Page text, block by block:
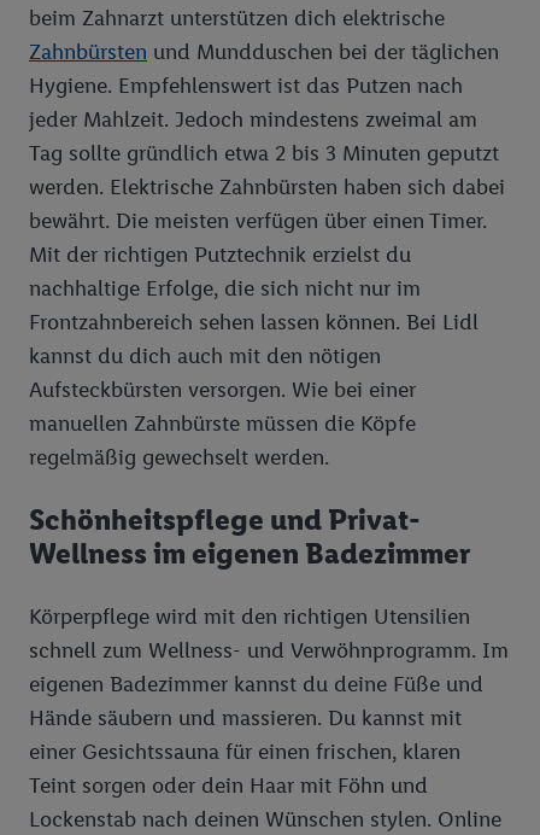
beim Zahnarzt unterstützen dich elektrische
Zahnbürsten und Mundduschen bei der täglichen
Hygiene. Empfehlenswert ist das Putzen nach
jeder Mahlzeit. Jedoch mindestens zweimal am
Tag sollte gründlich etwa 2 bis 3 Minuten geputzt
werden. Elektrische Zahnbürsten haben sich dabei
bewährt. Die meisten verfügen über einen Timer.
Mit der richtigen Putztechnik erzielst du
nachhaltige Erfolge, die sich nicht nur im
Frontzahnbereich sehen lassen können. Bei Lidl
kannst du dich auch mit den nötigen
Aufsteckbürsten versorgen. Wie bei einer
manuellen Zahnbürste müssen die Köpfe
regelmäßig gewechselt werden.
Schönheitspflege und Privat-
Wellness im eigenen Badezimmer
Körperpflege wird mit den richtigen Utensilien
schnell zum Wellness- und Verwöhnprogramm. Im
eigenen Badezimmer kannst du deine Füße und
Hände säubern und massieren. Du kannst mit
einer Gesichtssauna für einen frischen, klaren
Teint sorgen oder dein Haar mit Föhn und
Lockenstab nach deinen Wünschen stylen. Online